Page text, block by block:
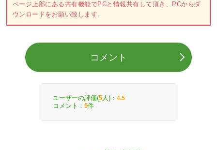
ページ上部にある共有機能でPCと情報共有して頂き、PCからダ
ウンロードをお願い致します。
コメント
ユーザーの評価(5 人)： 4.5
コメント： 5件